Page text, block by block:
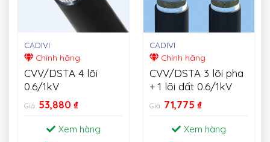
CADIVI
Chính hãng
CVV/DSTA 4 lõi
0.6/1kV
Giá: 53,880 ₫
Xem hàng
CADIVI
Chính hãng
CVV/DSTA 3 lõi pha
+ 1 lõi đất 0.6/1kV
Giá: 71,775 ₫
Xem hàng